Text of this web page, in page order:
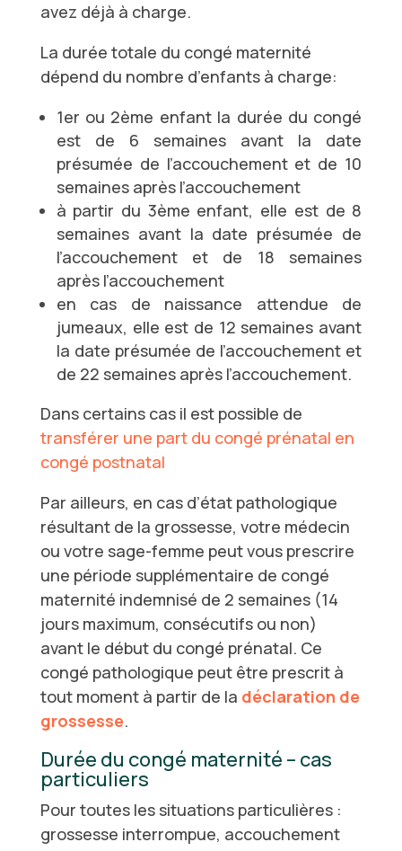
avez déjà à charge.
La durée totale du congé maternité
dépend du nombre d’enfants à charge:
1er ou 2ème enfant la durée du congé
est de 6 semaines avant la date
présumée de l’accouchement et de 10
semaines après l’accouchement
à partir du 3ème enfant, elle est de 8
semaines avant la date présumée de
l’accouchement et de 18 semaines
après l’accouchement
en cas de naissance attendue de
jumeaux, elle est de 12 semaines avant
la date présumée de l’accouchement et
de 22 semaines après l’accouchement.
Dans certains cas il est possible de
transférer une part du congé prénatal en
congé postnatal
Par ailleurs, en cas d’état pathologique
résultant de la grossesse, votre médecin
ou votre sage-femme peut vous prescrire
une période supplémentaire de congé
maternité indemnisé de 2 semaines (14
jours maximum, consécutifs ou non)
avant le début du congé prénatal. Ce
congé pathologique peut être prescrit à
tout moment à partir de la déclaration de
grossesse.
Durée du congé maternité – cas
particuliers
Pour toutes les situations particulières :
grossesse interrompue, accouchement